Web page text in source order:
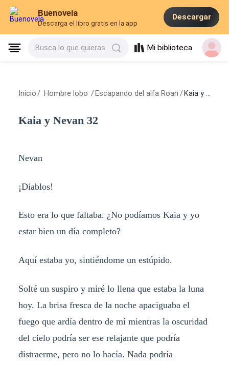
Buenovela
Descarga el libro gratis en la app
Descargar
Busca lo que quieras Mi biblioteca
Inicio / Hombre lobo / Escapando del alfa Roan / Kaia y Nevan 32
Kaia y Nevan 32
Nevan
¡Diablos!
Esto era lo que faltaba. ¿No podíamos Kaia y yo
estar bien un día completo?
Aquí estaba yo, sintiéndome un estúpido.
Solté un suspiro y miré lo llena que estaba la luna
hoy. La brisa fresca de la noche apaciguaba el
fuego que ardía dentro de mí mientras la oscuridad
del cielo podría ser ese relajante que podría
distraerme, pero no lo hacía. Nada podría